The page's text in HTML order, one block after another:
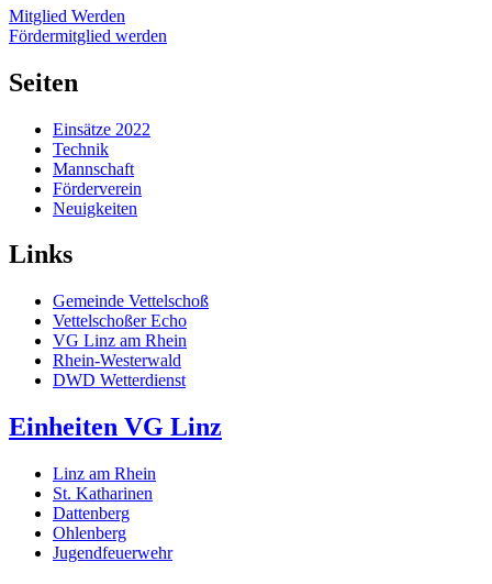
Mitglied Werden
Fördermitglied werden
Seiten
Einsätze 2022
Technik
Mannschaft
Förderverein
Neuigkeiten
Links
Gemeinde Vettelschoß
Vettelschoßer Echo
VG Linz am Rhein
Rhein-Westerwald
DWD Wetterdienst
Einheiten VG Linz
Linz am Rhein
St. Katharinen
Dattenberg
Ohlenberg
Jugendfeuerwehr